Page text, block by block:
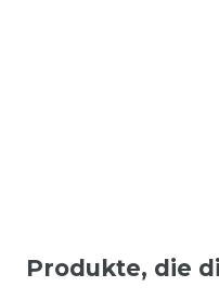
Produkte, die